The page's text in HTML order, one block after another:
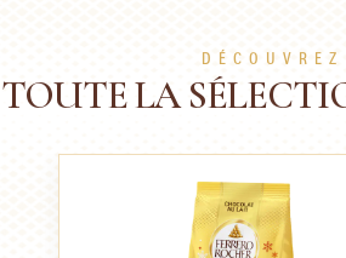
DÉCOUVREZ
TOUTE LA